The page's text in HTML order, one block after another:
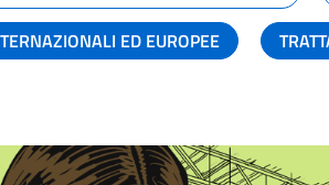
ED EUROPEE